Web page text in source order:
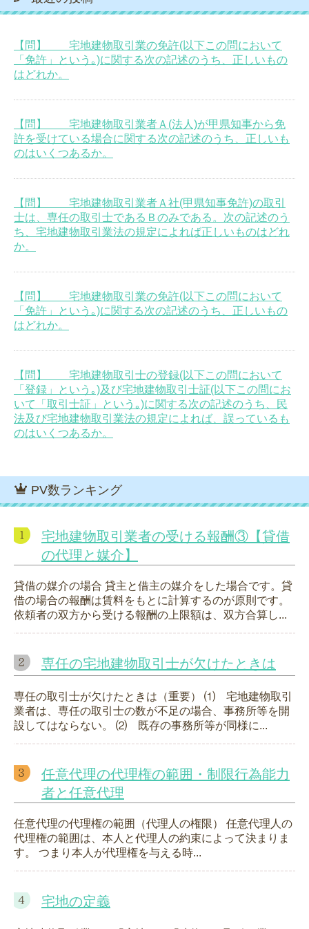
【問】 宅地建物取引業の免許(以下この問において
「免許」という｡)に関する次の記述のうち、正しいもの
はどれか。
【問】 宅地建物取引業者Ａ(法人)が甲県知事から免
許を受けている場合に関する次の記述のうち、正しいも
のはいくつあるか。
【問】 宅地建物取引業者Ａ社(甲県知事免許)の取引
士は、専任の取引士であるＢのみである。次の記述のう
ち、宅地建物取引業法の規定によれば正しいものはどれ
か。
【問】 宅地建物取引業の免許(以下この問において
「免許」という｡)に関する次の記述のうち、正しいもの
はどれか。
【問】 宅地建物取引士の登録(以下この問において
「登録」という｡)及び宅地建物取引士証(以下この問にお
いて「取引士証」という｡)に関する次の記述のうち、民
法及び宅地建物取引業法の規定によれば、誤っているも
のはいくつあるか。
PV数ランキング
宅地建物取引業者の受ける報酬③【貸借
の代理と媒介】
貸借の媒介の場合 貸主と借主の媒介をした場合です。貸
借の場合の報酬は賃料をもとに計算するのが原則です。
依頼者の双方から受ける報酬の上限額は、双方合算し...
専任の宅地建物取引士が欠けたときは
専任の取引士が欠けたときは（重要） ⑴ 宅地建物取引
業者は、専任の取引士の数が不足の場合、事務所等を開
設してはならない。 ⑵ 既存の事務所等が同様に...
任意代理の代理権の範囲・制限行為能力
者と任意代理
任意代理の代理権の範囲（代理人の権限） 任意代理人の
代理権の範囲は、本人と代理人の約束によって決まりま
す。 つまり本人が代理権を与える時...
宅地の定義